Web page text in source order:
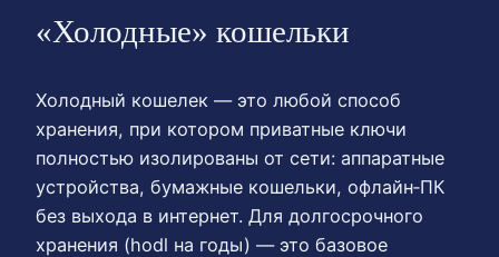
«Холодные» кошельки
Холодный кошелек — это любой способ
хранения, при котором приватные ключи
полностью изолированы от сети: аппаратные
устройства, бумажные кошельки, офлайн‑ПК
без выхода в интернет. Для долгосрочного
хранения (hodl на годы) — это базовое